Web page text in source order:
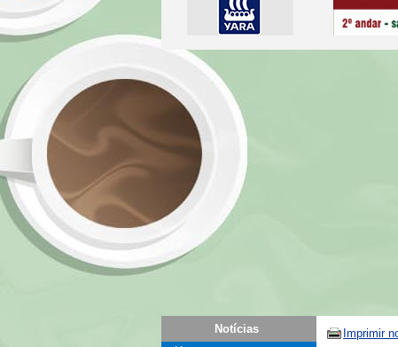
Notícias
Imprimir